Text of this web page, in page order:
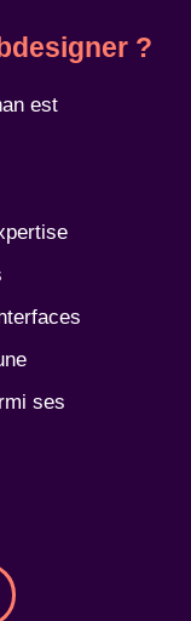
?
est
ses